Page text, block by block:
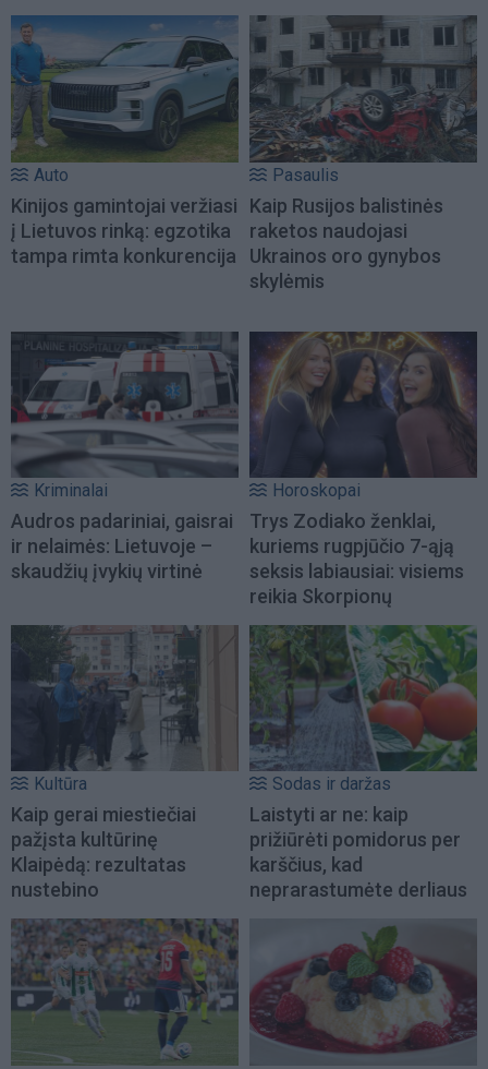
Auto
Kinijos gamintojai veržiasi
į Lietuvos rinką: egzotika
tampa rimta konkurencija
Pasaulis
Kaip Rusijos balistinės
raketos naudojasi
Ukrainos oro gynybos
skylėmis
Kriminalai
Audros padariniai, gaisrai
ir nelaimės: Lietuvoje –
skaudžių įvykių virtinė
Horoskopai
Trys Zodiako ženklai,
kuriems rugpjūčio 7-ąją
seksis labiausiai: visiems
reikia Skorpionų
Kultūra
Kaip gerai miestiečiai
pažįsta kultūrinę
Klaipėdą: rezultatas
nustebino
Sodas ir daržas
Laistyti ar ne: kaip
prižiūrėti pomidorus per
karščius, kad
neprarastumėte derliaus